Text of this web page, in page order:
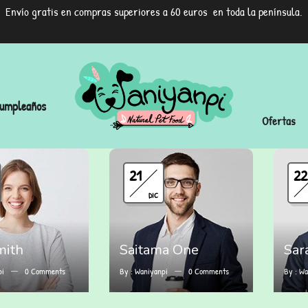
Envío gratis en compras superiores a 60 euros en toda la península.
Ofertas
0Comments
21
DIC
Saitama One
By :Waniyanpi 0Comments
22
By :